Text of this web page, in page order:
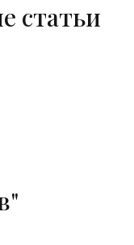
статьи